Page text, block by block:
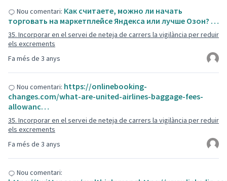
Fa més de 3 anys
Nou comentari: Как считаете, можно ли начать
торговать на маркетплейсе Яндекса или лучше Озон? …
35. Incorporar en el servei de neteja de carrers la vigilància per reduir
els excrements
Fa més de 3 anys
Nou comentari: https://onlinebooking-
changes.com/what-are-united-airlines-baggage-fees-
allowanc…
35. Incorporar en el servei de neteja de carrers la vigilància per reduir
els excrements
Nou comentari: